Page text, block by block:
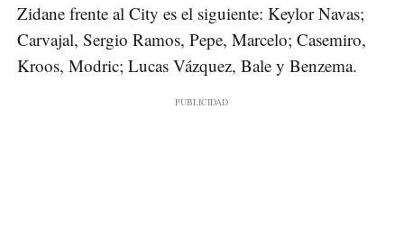
Zidane frente al City es el siguiente: Keylor Navas;
Carvajal, Sergio Ramos, Pepe, Marcelo; Casemiro,
Kroos, Modric; Lucas Vázquez, Bale y Benzema.